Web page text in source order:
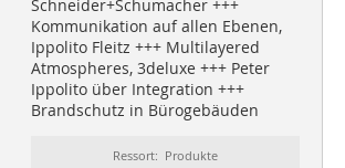
Schneider+Schumacher +++
Kommunikation auf allen Ebenen,
Ippolito Fleitz +++ Multilayered
Atmospheres, 3deluxe +++ Peter
Ippolito über Integration +++
Brandschutz in Bürogebäuden
Ressort: Produkte